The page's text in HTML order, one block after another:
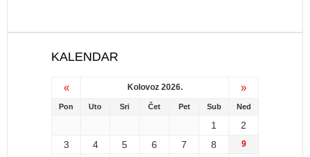
KALENDAR
« Kolovoz 2026. »
Pon Uto Sri Čet Pet Sub Ned
1
2
3
4 5 6 7 8 9